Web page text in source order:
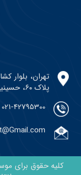
پلاک ۶۰، حسینیه هنر - کدپستی: ۱۴۱۷۹۷۳۶۵۱
021-42795300
کلیه حقوق برای